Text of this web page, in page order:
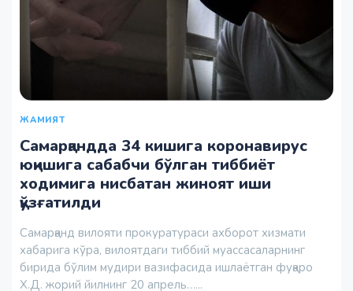
ЖАМИЯТ
Самарқандда 34 кишига коронавирус
юқишига сабабчи бўлган тиббиёт
ходимига нисбатан жиноят иши
қўзғатилди
Самарқанд вилояти прокуратураси ахборот хизмати
хабарига кўра, вилоятдаги тиббий муассасаларнинг
бирида бўлим мудири вазифасида ишлаётган фуқаро
Х.Д. жорий йилнинг 20 апрель…...